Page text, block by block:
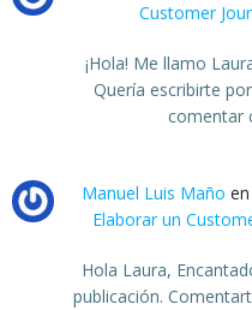
Customer
¡Hola! Me llamo
Quería escribirte
comentar
Manuel Luis Maño en
Elaborar un
Hola Laura,
publicación.